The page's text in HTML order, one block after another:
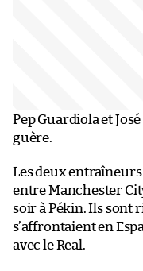
Pep Guardiola et
guère.
Les deux
entre Manchester
soir à Pékin. Ils sont
s’affrontaient en
avec le Real.